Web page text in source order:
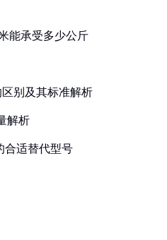
能承受多少公斤
别及其标准解析
解析
合适替代型号